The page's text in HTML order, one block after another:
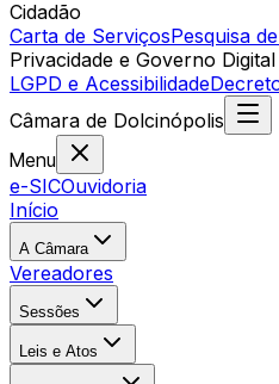
Cidadão
Carta de ServiçosPesquisa
Privacidade e Governo Digital
LGPD e Acessibilidade
Câmara de Dolcinópolis
Menu
e-SICOuvidoria
Início
A Câmara
Vereadores
Sessões
Leis e Atos